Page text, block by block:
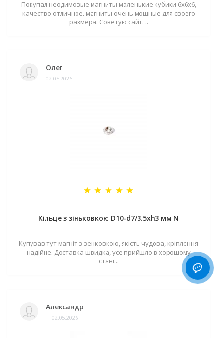
Покупал неодимовые магниты маленькие кубики 6х6х6,
качество отличное, магниты очень мощные для своего
размера. Советую сайт. ..
Олег
02.05.2026
Кільце з зіньковкою D10-d7/3.5хh3 мм N
Купував тут магніт з зенковкою, якість чудова, кріплення
надійне. Доставка швидка, усе прийшло в хорошому
стані...
Александр
02.05.2026